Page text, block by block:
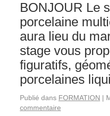
BONJOUR Le
porcelaine
aura lieu du
stage vous
figuratifs,
porcelaines
Publié dans FORMATION |
commentaire